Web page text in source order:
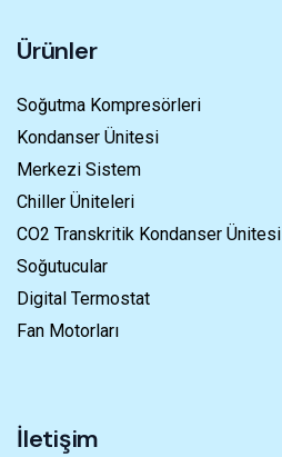
Ürünler
Soğutma Kompresörleri
Kondanser Ünitesi
Merkezi Sistem
Chiller Üniteleri
CO2 Transkritik Kondanser Ünitesi
Soğutucular
Digital Termostat
Fan Motorları
İletişim